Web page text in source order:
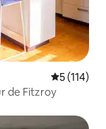
Évaluation
5 (114)
de Fitzroy